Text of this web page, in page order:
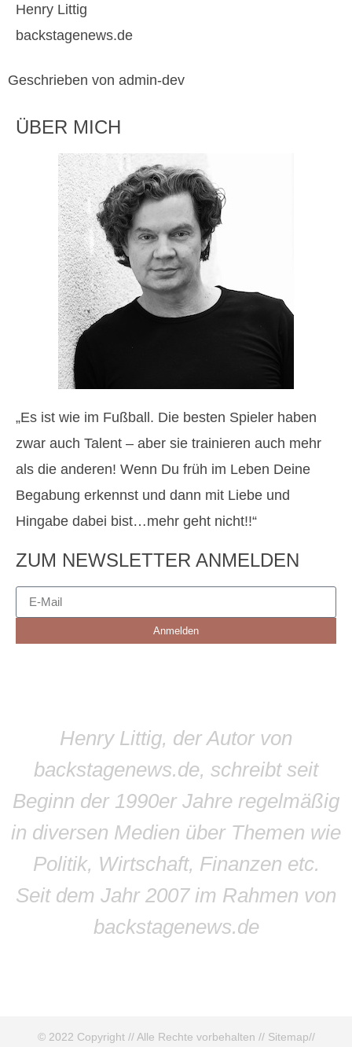
Henry Littig
backstagenews.de
Geschrieben von admin-dev
ÜBER MICH
„Es ist wie im Fußball. Die besten Spieler haben
zwar auch Talent – aber sie trainieren auch mehr
als die anderen! Wenn Du früh im Leben Deine
Begabung erkennst und dann mit Liebe und
Hingabe dabei bist…mehr geht nicht!!“
ZUM NEWSLETTER ANMELDEN
Anmelden
Henry Littig, der Autor von
backstagenews.de, schreibt seit
Beginn der 1990er Jahre regelmäßig
in diversen Medien über Themen wie
Politik, Wirtschaft, Finanzen etc.
Seit dem Jahr 2007 im Rahmen von
backstagenews.de
© 2022 Copyright // Alle Rechte vorbehalten // Sitemap//